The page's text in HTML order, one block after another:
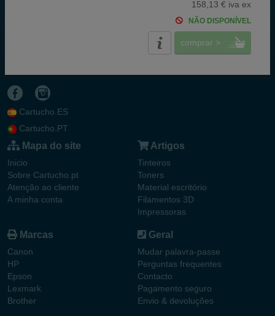
158,13 € iva ex
NÃO DISPONÍVEL
comprar >
Cartucho.ES
Cartucho.PT
Mapa do site
Inicio
Sobre Cartucho.pt
Atenção ao cliente
A minha conta
Artigos
Tinteiros
Toners
Material escritório
Filamentos 3D
Impressoras
Marcas
Canon
HP
Epson
Lexmark
Brother
Geral
Mudar palavra-passe
Perguntas frequentes
Contacto
Pagamento seguro
Envio & devoluções